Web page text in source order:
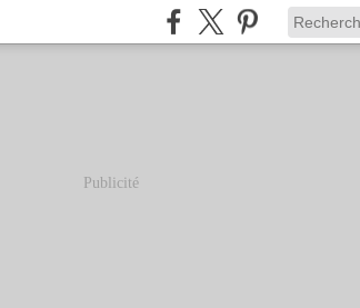
Publicité